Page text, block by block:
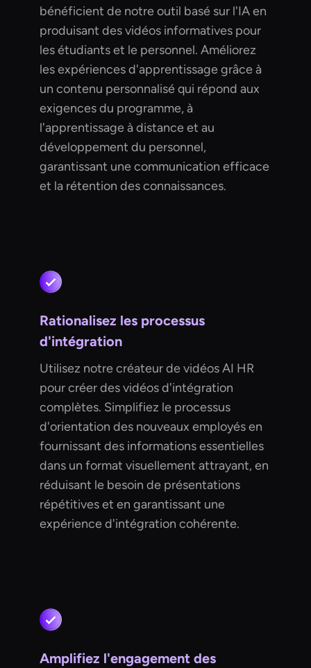
bénéficient de notre outil basé sur l'IA en
produisant des vidéos informatives pour
les étudiants et le personnel. Améliorez
les expériences d'apprentissage grâce à
un contenu personnalisé qui répond aux
exigences du programme, à
l'apprentissage à distance et au
développement du personnel,
garantissant une communication efficace
et la rétention des connaissances.
Rationalisez les processus
d'intégration
Utilisez notre créateur de vidéos AI HR
pour créer des vidéos d'intégration
complètes. Simplifiez le processus
d'orientation des nouveaux employés en
fournissant des informations essentielles
dans un format visuellement attrayant, en
réduisant le besoin de présentations
répétitives et en garantissant une
expérience d'intégration cohérente.
Amplifiez l'engagement des